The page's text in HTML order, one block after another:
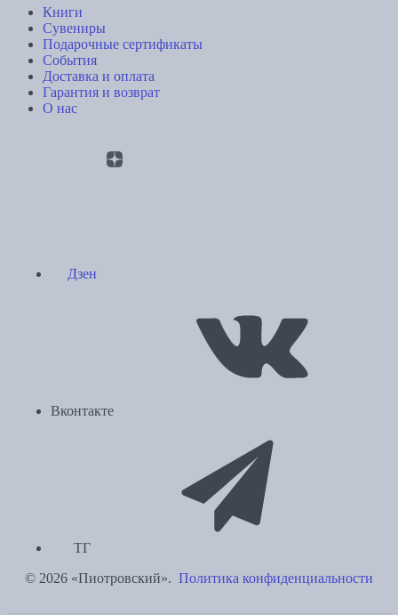
Книги
Сувениры
Подарочные сертификаты
События
Доставка и оплата
Гарантия и возврат
О нас
Дзен
Вконтакте
ТГ
© 2026 «Пиотровский». Политика конфиденциальности